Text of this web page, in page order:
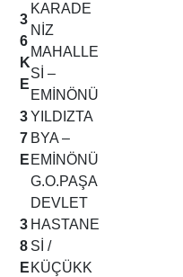
3
6
K
E
KARADE
NİZ
MAHALLE
Sİ –
EMİNÖNÜ
3
7
E
YILDIZTA
BYA –
EMİNÖNÜ
3
8
E
G.O.PAŞA
DEVLET
HASTANE
Sİ /
KÜÇÜKK